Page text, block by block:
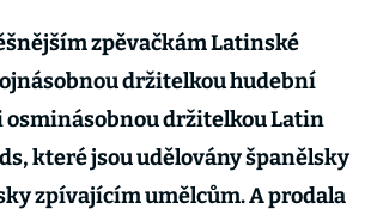
zpěvačkám Latinské
držitelkou hudební
osminásobnou držitelkou Latin
které jsou udělovány španělsky
zpívajícím umělcům. A prodala